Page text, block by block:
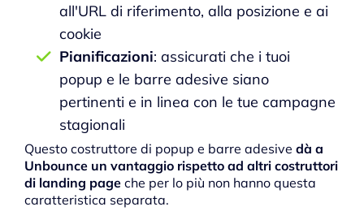
all'URL di riferimento, alla posizione e ai
cookie
Pianificazioni: assicurati che i tuoi
popup e le barre adesive siano
pertinenti e in linea con le tue campagne
stagionali
Questo costruttore di popup e barre adesive dà a
Unbounce un vantaggio rispetto ad altri costruttori
di landing page che per lo più non hanno questa
caratteristica separata.